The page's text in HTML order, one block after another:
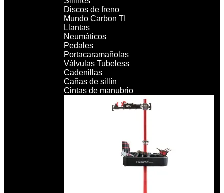
Discos de freno
Mundo Carbon TI
Llantas
Neumáticos
Pedales
Portacaramañolas
Válvulas Tubeless
Cadenillas
Cañas de sillín
Cintas de manubrio